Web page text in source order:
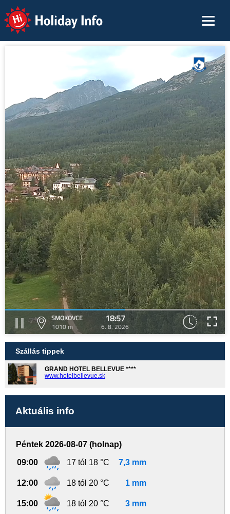
Holiday Info
SMOKOVCE
1010 m
18:57
6. 8. 2026
Szállás tippek
GRAND HOTEL BELLEVUE ****
www.hotelbellevue.sk
Aktuális info
Péntek 2026-08-07 (holnap)
09:00 17 tól 18 °C 7,3 mm
12:00 18 tól 20 °C 1 mm
15:00 18 tól 20 °C 3 mm